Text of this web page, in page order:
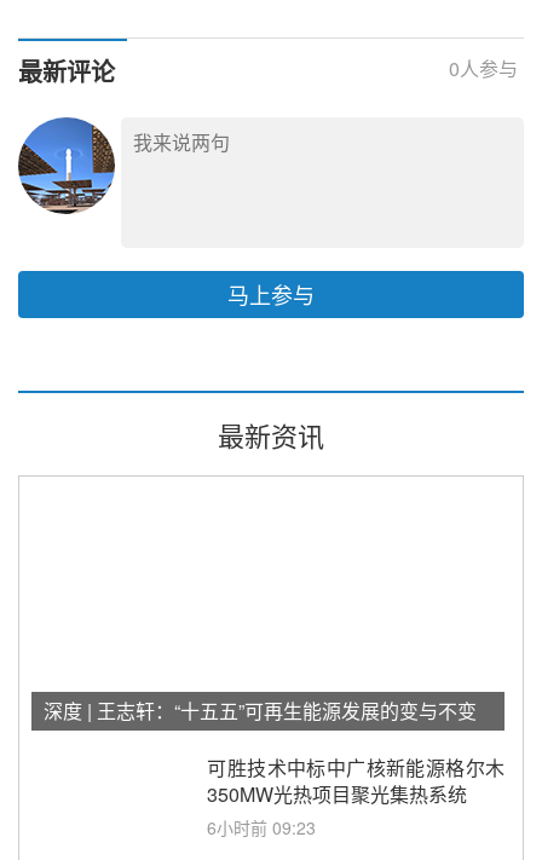
段
最新评论 0人参与
马上参与
最新资讯
深度 | 王志轩：“十五五”可再生能源发展的变与不变
可胜技术中标中广核新能源格尔木
350MW光热项目聚光集热系统
6小时前 09:23